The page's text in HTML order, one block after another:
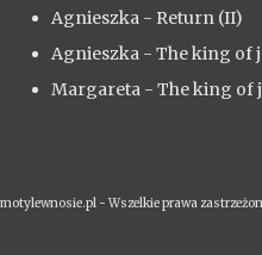
Agnieszka- Return (II)
Agnieszka- The king of
Margareta- The king of
- Wszelkie prawa